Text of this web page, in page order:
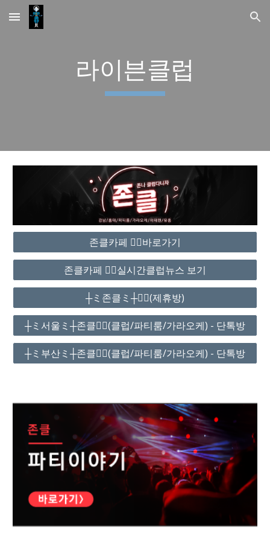
Skip to main content Skip to navigation
라이븐클럽
존클카페 ❤️‍🔥바로가기
존클카페 ❤️‍🔥실시간클럽뉴스 보기
┼ミ존클ミ┼❤️‍🔥(제휴방)
┼ミ서울ミ┼존클❤️‍🔥(클럽/파티룸/가라오케) - 단톡방
┼ミ부산ミ┼존클❤️‍🔥(클럽/파티룸/가라오케) - 단톡방